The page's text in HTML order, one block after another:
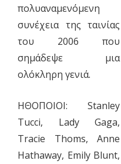
πολυαναμενόμενη
συνέχεια της ταινίας
του 2006 που
σημάδεψε μια
ολόκληρη γενιά.
ΗΘΟΠΟΙΟΙ: Stanley
Tucci, Lady Gaga,
Tracie Thoms, Anne
Hathaway, Emily Blunt,